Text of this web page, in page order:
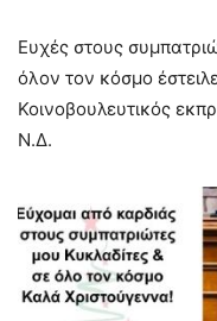
Ευχές στους
όλον τον κόσμο
Κοινοβουλευτικός
Ν.Δ.